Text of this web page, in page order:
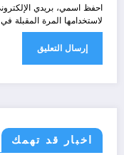
احفظ اسمي، بريدي
لاستخدامها المرة المقبلة
اخبار قد تهمك